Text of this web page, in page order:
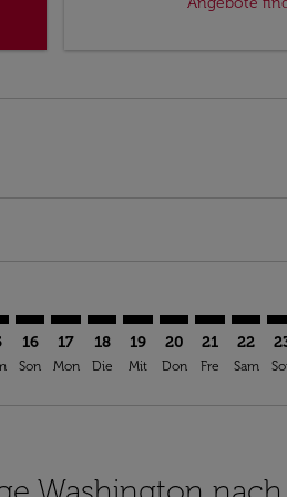
16
Son
17
Mon
18
Die
19
Mit
IAD–ABV:
20
Don
21
Fre
22
Sam